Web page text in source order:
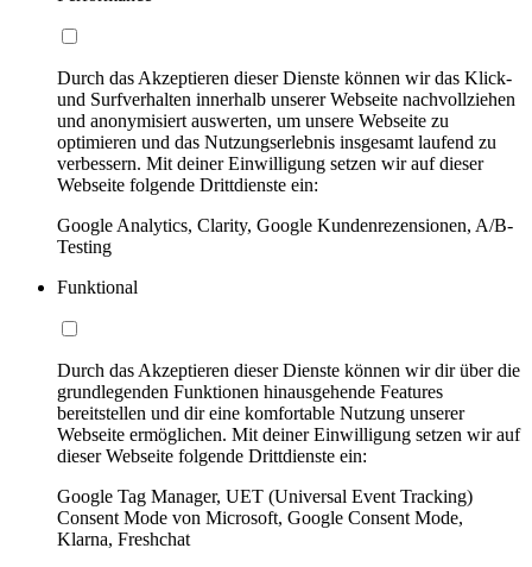
Durch das Akzeptieren dieser Dienste können wir das Klick-
und Surfverhalten innerhalb unserer Webseite nachvollziehen
und anonymisiert auswerten, um unsere Webseite zu
optimieren und das Nutzungserlebnis insgesamt laufend zu
verbessern. Mit deiner Einwilligung setzen wir auf dieser
Webseite folgende Drittdienste ein:
Google Analytics, Clarity, Google Kundenrezensionen, A/B-
Testing
Funktional
Durch das Akzeptieren dieser Dienste können wir dir über die
grundlegenden Funktionen hinausgehende Features
bereitstellen und dir eine komfortable Nutzung unserer
Webseite ermöglichen. Mit deiner Einwilligung setzen wir auf
dieser Webseite folgende Drittdienste ein:
Google Tag Manager, UET (Universal Event Tracking)
Consent Mode von Microsoft, Google Consent Mode,
Klarna, Freshchat